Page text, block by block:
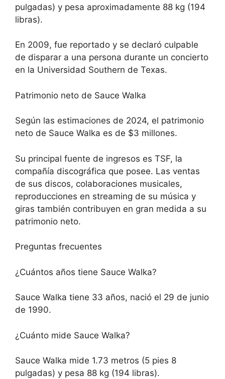
pulgadas) y pesa aproximadamente 88 kg (194
libras).
En 2009, fue reportado y se declaró culpable
de disparar a una persona durante un concierto
en la Universidad Southern de Texas.
Patrimonio neto de Sauce Walka
Según las estimaciones de 2024, el patrimonio
neto de Sauce Walka es de $3 millones.
Su principal fuente de ingresos es TSF, la
compañía discográfica que posee. Las ventas
de sus discos, colaboraciones musicales,
reproducciones en streaming de su música y
giras también contribuyen en gran medida a su
patrimonio neto.
Preguntas frecuentes
¿Cuántos años tiene Sauce Walka?
Sauce Walka tiene 33 años, nació el 29 de junio
de 1990.
¿Cuánto mide Sauce Walka?
Sauce Walka mide 1.73 metros (5 pies 8
pulgadas) y pesa 88 kg (194 libras).